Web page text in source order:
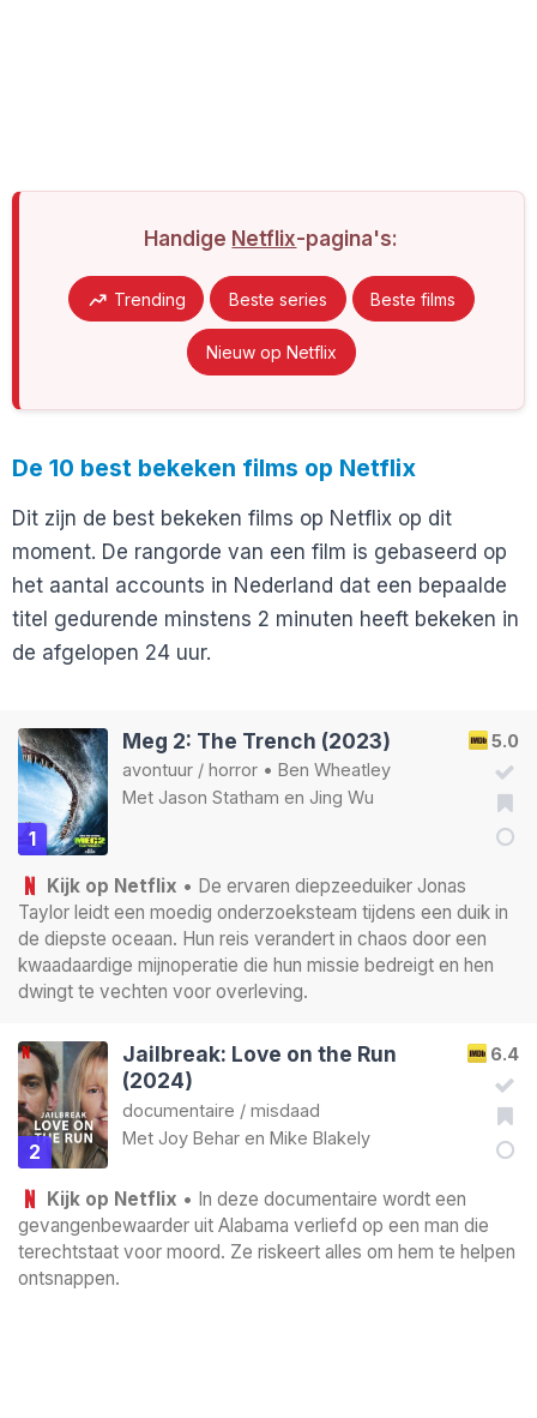
Handige Netflix-pagina's:
Trending Beste series Beste films
Nieuw op Netflix
De 10 best bekeken films op Netflix
Dit zijn de best bekeken films op Netflix op dit
moment. De rangorde van een film is gebaseerd op
het aantal accounts in Nederland dat een bepaalde
titel gedurende minstens 2 minuten heeft bekeken in
de afgelopen 24 uur.
1
5.0
Meg 2: The Trench (2023)
avontuur / horror • Ben Wheatley
Met Jason Statham en Jing Wu
Kijk op Netflix • De ervaren diepzeeduiker Jonas
Taylor leidt een moedig onderzoeksteam tijdens een duik in
de diepste oceaan. Hun reis verandert in chaos door een
kwaadaardige mijnoperatie die hun missie bedreigt en hen
dwingt te vechten voor overleving.
2
6.4
Jailbreak: Love on the Run
(2024)
documentaire / misdaad
Met Joy Behar en Mike Blakely
Kijk op Netflix • In deze documentaire wordt een
gevangenbewaarder uit Alabama verliefd op een man die
terechtstaat voor moord. Ze riskeert alles om hem te helpen
ontsnappen.